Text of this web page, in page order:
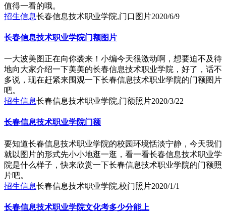
值得一看的哦。
招生信息长春信息技术职业学院,门口图片2020/6/9
长春信息技术职业学院门额图片
一大波美图正在向你袭来！小编今天很激动啊，想要迫不及待
地向大家介绍一下美美的长春信息技术职业学院，好了，话不
多说，现在赶紧来围观一下长春信息技术职业学院的门额图片
吧。
招生信息长春信息技术职业学院,门额照片2020/3/22
长春信息技术职业学院门额
要知道长春信息技术职业学院的校园环境恬淡宁静，今天我们
就以图片的形式先小小地逛一逛，看一看长春信息技术职业学
院是什么样子，快来欣赏一下长春信息技术职业学院的门额照
片吧。
招生信息长春信息技术职业学院,校门照片2020/1/1
长春信息技术职业学院文化考多少分能上